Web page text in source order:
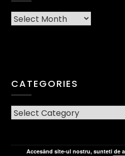
Arhiva
CATEGORIES
CATEGORIES
Accesând site-ul nostru, sunteti de